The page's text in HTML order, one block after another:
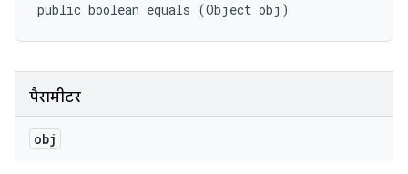
public boolean equals (Object obj)
पैरामीटर
obj